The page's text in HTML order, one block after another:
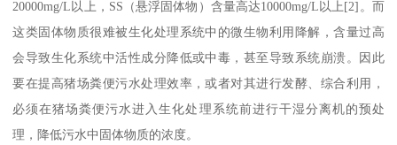
20000mg/L以上，SS（悬浮固体物）含量高达10000mg/L以上[2]。而
这类固体物质很难被生化处理系统中的微生物利用降解，含量过高
会导致生化系统中活性成分降低或中毒，甚至导致系统崩溃。因此
要在提高猪场粪便污水处理效率，或者对其进行发酵、综合利用，
必须在猪场粪便污水进入生化处理系统前进行干湿分离机的预处
理，降低污水中固体物质的浓度。